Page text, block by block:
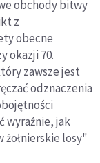
obchody bitwy
z
obecne
okazji 70.
zawsze jest
odznaczenia
wyraźnie, jak
losy"